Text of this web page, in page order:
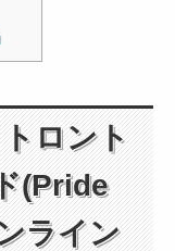
ロント
(Pride
ライン